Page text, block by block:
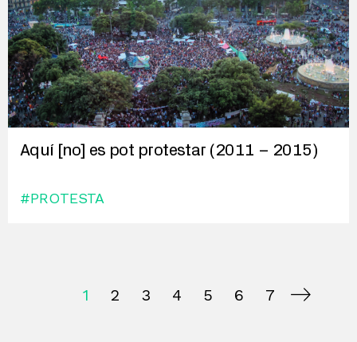
Aquí [no] es pot protestar (2011 – 2015)
#PROTESTA
1 2 3 4 5 6 7